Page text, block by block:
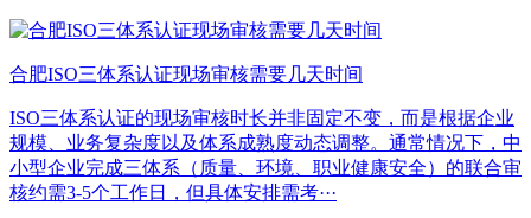
合肥ISO三体系认证现场审核需要几天时间
ISO三体系认证的现场审核时长并非固定不变，而是根据企业
规模、业务复杂度以及体系成熟度动态调整。通常情况下，中
小型企业完成三体系（质量、环境、职业健康安全）的联合审
核约需3-5个工作日，但具体安排需考···